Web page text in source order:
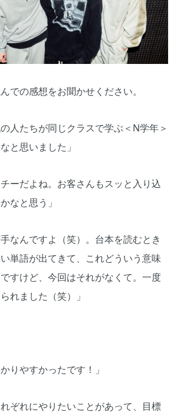
の感想をお聞かせください。
人たちが同じクラスで学ぶ＜N学年＞
と思いました」
ーだよね。お客さんもスッと入り込
なと思う」
なんですよ（笑）。台本を読むとき
単語が出てきて、これどういう意味
すけど、今回はそれがなくて。一度
れました（笑）」
りやすかったです！」
ぞれにやりたいことがあって、目標